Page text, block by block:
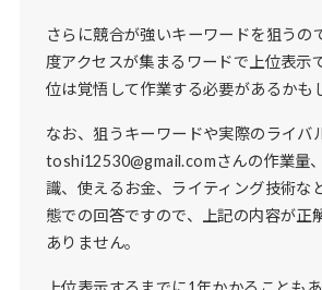
さらに競合が強いキーワードを狙うの
度アクセスが集まるワードで上位表示
位は覚悟して作業する必要があるかも
なお、狙うキーワードや実際のライバ
toshi12530@gmail.comさんの作業量
識、使えるお金、ライティング技術な
態での回答ですので、上記の内容が正
ありません。